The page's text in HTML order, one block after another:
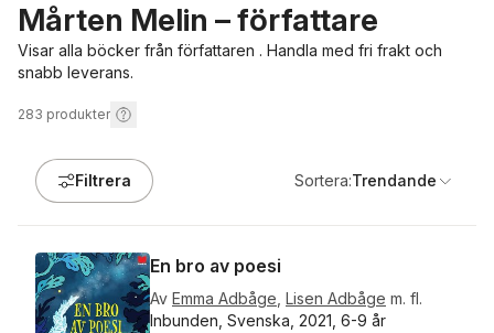
Mårten Melin – författare
Visar alla böcker från författaren . Handla med fri frakt och
snabb leverans.
283 produkter
Filtrera Sortera:Trendande
En bro av poesi
Av Emma Adbåge Lisen Adbåge m. fl.
Inbunden, Svenska, 2021, 6-9 år